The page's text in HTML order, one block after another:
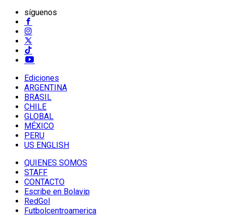
síguenos
Ediciones
ARGENTINA
BRASIL
CHILE
GLOBAL
MÉXICO
PERU
US ENGLISH
QUIENES SOMOS
STAFF
CONTACTO
Escribe en Bolavip
RedGol
Futbolcentroamerica